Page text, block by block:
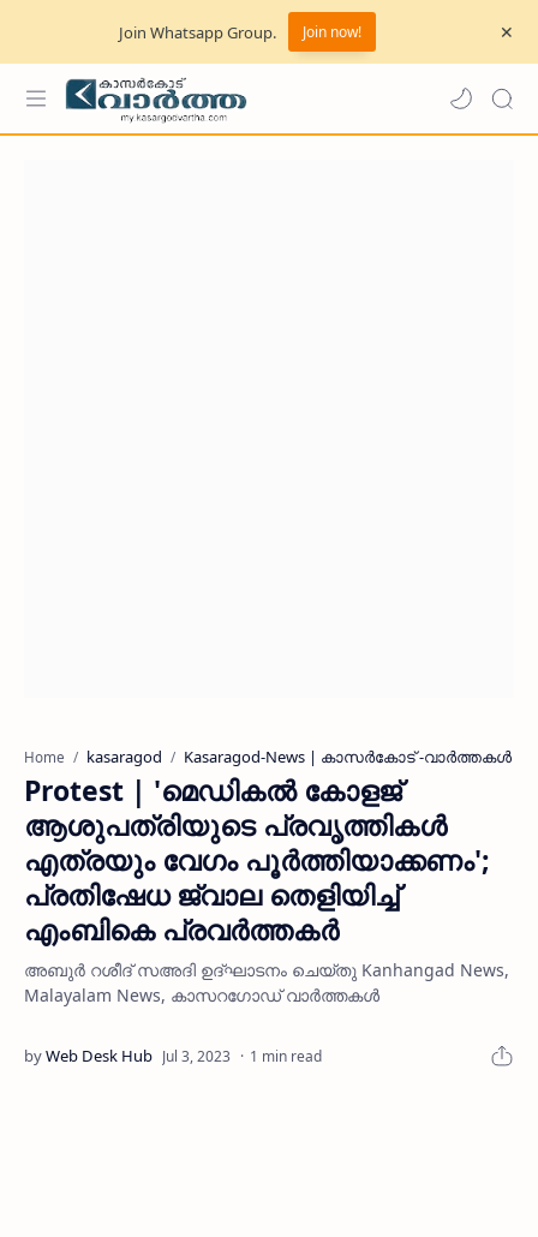
Join Whatsapp Group. Join now!
Home kasaragod Kasaragod-News | കാസർകോട് -വാർത്തകൾ
Protest | 'മെഡികല്‍ കോളജ്
ആശുപത്രിയുടെ പ്രവൃത്തികള്‍
എത്രയും വേഗം പൂര്‍ത്തിയാക്കണം';
പ്രതിഷേധ ജ്വാല തെളിയിച്ച്
എംബികെ പ്രവര്‍ത്തകര്‍
അബുര്‍ റശീദ് സഅദി ഉദ്ഘാടനം ചെയ്തു Kanhangad News,
Malayalam News, കാസറഗോഡ് വാര്‍ത്തകള്‍
1 min read